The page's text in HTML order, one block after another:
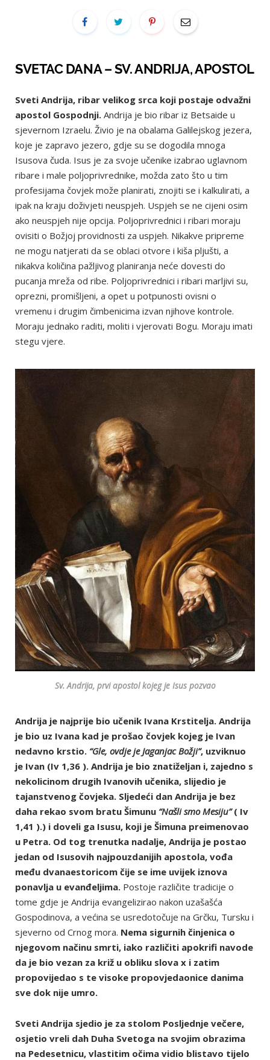
SVETAC DANA – SV. ANDRIJA, APOSTOL
Sveti Andrija, ribar velikog srca koji postaje odvažni
apostol Gospodnji. Andrija je bio ribar iz Betsaide u
sjevernom Izraelu. Živio je na obalama Galilejskog jezera,
koje je zapravo jezero, gdje su se dogodila mnoga
Isusova čuda. Isus je za svoje učenike izabrao uglavnom
ribare i male poljoprivrednike, možda zato što u tim
profesijama čovjek može planirati, znojiti se i kalkulirati, a
ipak na kraju doživjeti neuspjeh. Uspjeh se ne cijeni osim
ako neuspjeh nije opcija. Poljoprivrednici i ribari moraju
ovisiti o Božjoj providnosti za uspjeh. Nikakve pripreme
ne mogu natjerati da se oblaci otvore i kiša pljušti, a
nikakva količina pažljivog planiranja neće dovesti do
pucanja mreža od ribe. Poljoprivrednici i ribari marljivi su,
oprezni, promišljeni, a opet u potpunosti ovisni o
vremenu i drugim čimbenicima izvan njihove kontrole.
Moraju jednako raditi, moliti i vjerovati Bogu. Moraju imati
stegu vjere.
Sv. Andrija, prvi apostol kojeg je Isus pozvao
Andrija je najprije bio učenik Ivana Krstitelja. Andrija
je bio uz Ivana kad je prošao čovjek kojeg je Ivan
nedavno krstio. “Gle, ovdje je Jaganjac Božji”, uzviknuo
je Ivan (Iv 1,36 ). Andrija je bio znatiželjan i, zajedno s
nekolicinom drugih Ivanovih učenika, slijedio je
tajanstvenog čovjeka. Sljedeći dan Andrija je bez
daha rekao svom bratu Šimunu “Našli smo Mesiju”( Iv
1,41 ).) i doveli ga Isusu, koji je Šimuna preimenovao
u Petra. Od tog trenutka nadalje, Andrija je postao
jedan od Isusovih najpouzdanijih apostola, vođa
među dvanaestoricom čije se ime uvijek iznova
ponavlja u evanđeljima. Postoje različite tradicije o
tome gdje je Andrija evangelizirao nakon uzašašća
Gospodinova, a većina se usredotočuje na Grčku, Tursku i
sjeverno od Crnog mora. Nema sigurnih činjenica o
njegovom načinu smrti, iako različiti apokrifi navode
da je bio vezan za križ u obliku slova x i zatim
propovijedao s te visoke propovjedaonice danima
sve dok nije umro.
Sveti Andrija sjedio je za stolom Posljednje večere,
osjetio vreli dah Duha Svetoga na svojim obrazima
na Pedesetnicu, vlastitim očima vidio blistavo tijelo